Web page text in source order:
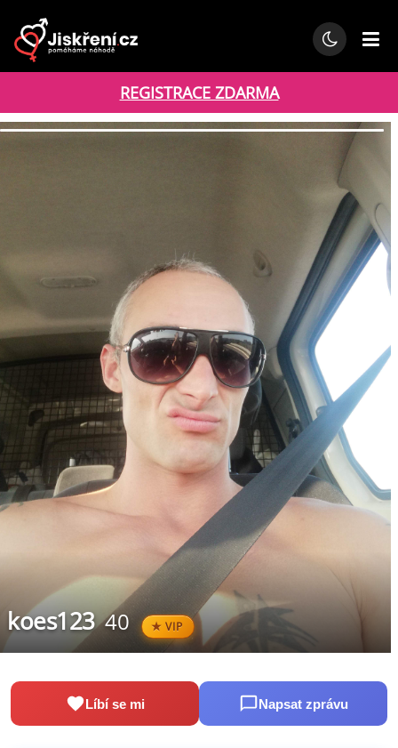
REGISTRACE ZDARMA
koes123 40 VIP
Líbí se mi Napsat zprávu